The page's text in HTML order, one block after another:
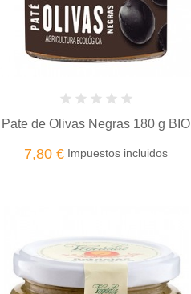
Pate de Olivas Negras 180 g BIO
7,80 € Impuestos incluidos